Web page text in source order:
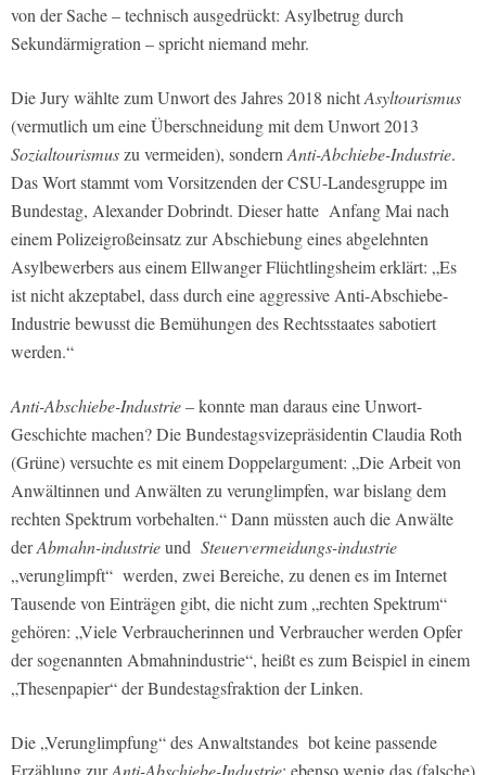
von der Sache – technisch ausgedrückt: Asylbetrug durch
Sekundärmigration – spricht niemand mehr.
Die Jury wählte zum Unwort des Jahres 2018 nichtAsyltourismus
(vermutlich um eine Überschneidung mit dem Unwort 2013
Sozialtourismuszu vermeiden), sondernAnti-Abchiebe-Industrie.
Das Wort stammt vom Vorsitzenden der CSU-Landesgruppe im
Bundestag, Alexander Dobrindt. Dieser hatte Anfang Mai nach
einem Polizeigroßeinsatz zur Abschiebung eines abgelehnten
Asylbewerbers aus einem Ellwanger Flüchtlingsheim erklärt: „Es
ist nicht akzeptabel, dass durch eine aggressive Anti-Abschiebe-
Industrie bewusst die Bemühungen des Rechtsstaates sabotiert
werden.“
Anti-Abschiebe-Industrie– konnte man daraus eine Unwort-
Geschichte machen? Die Bundestagsvizepräsidentin Claudia Roth
(Grüne) versuchte es mit einem Doppelargument: „Die Arbeit von
Anwältinnen und Anwälten zu verunglimpfen, war bislang dem
rechten Spektrum vorbehalten.“ Dann müssten auch die Anwälte
derAbmahn-industrieund Steuervermeidungs-industrie
„verunglimpft“ werden, zwei Bereiche, zu denen es im Internet
Tausende von Einträgen gibt, die nicht zum „rechten Spektrum“
gehören: „Viele Verbraucherinnen und Verbraucher werden Opfer
der sogenannten Abmahnindustrie“, heißt es zum Beispiel in einem
„Thesenpapier“ der Bundestagsfraktion der Linken.
Die „Verunglimpfung“ des Anwaltstandes bot keine passende